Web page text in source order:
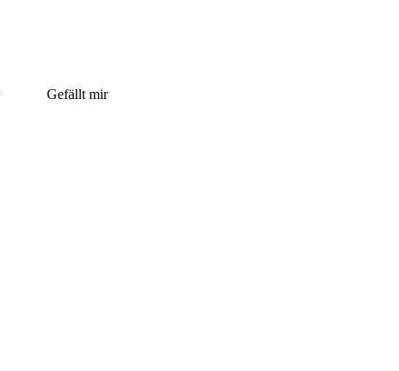
Gefällt mir